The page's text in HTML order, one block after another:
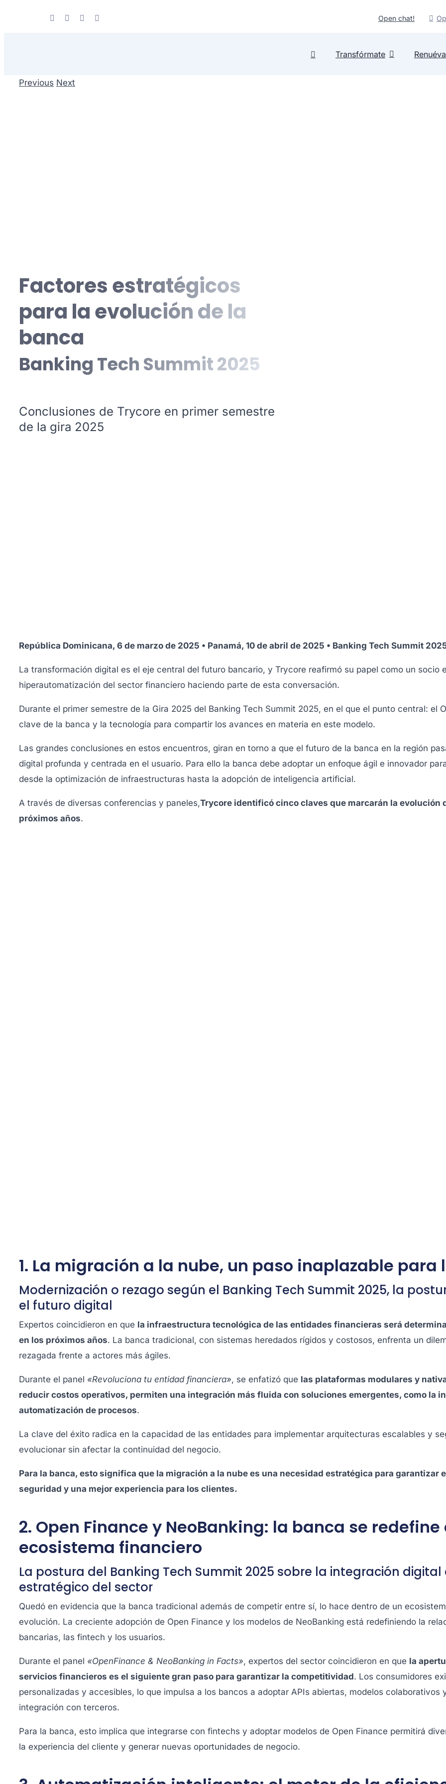
Open chat!
Transfórmate
Previous Next
Factores estratégicos
para la evolución de la
banca
Banking Tech Summit 2025
Conclusiones de Trycore en primer semestre
de la gira 2025
República Dominicana, 6 de marzo de 2025 • Panamá, 10 de abril de 2025 • Banking Tech Summit
La transformación digital es el eje central del futuro bancario, y Trycore reafirmó su papel como un socio
hiperautomatización del sector financiero haciendo parte de esta conversación.
Durante el primer semestre de la Gira 2025 del Banking Tech Summit 2025, en el que el punto central: el
clave de la banca y la tecnología para compartir los avances en materia en este modelo.
Las grandes conclusiones en estos encuentros, giran en torno a que el futuro de la banca en la región
digital profunda y centrada en el usuario. Para ello la banca debe adoptar un enfoque ágil e innovador
desde la optimización de infraestructuras hasta la adopción de inteligencia artificial.
A través de diversas conferencias y paneles,Trycore identificó cinco claves que marcarán la evolución
próximos años.
1. La migración a la nube, un paso inaplazable para
Modernización o rezago según el Banking Tech Summit 2025, la
el futuro digital
Expertos coincidieron en que la infraestructura tecnológica de las entidades financieras será
en los próximos años. La banca tradicional, con sistemas heredados rígidos y costosos, enfrenta un
rezagada frente a actores más ágiles.
Durante el panel «Revoluciona tu entidad financiera», se enfatizó que las plataformas modulares y
reducir costos operativos, permiten una integración más fluida con soluciones emergentes, como la
automatización de procesos.
La clave del éxito radica en la capacidad de las entidades para implementar arquitecturas escalables y
evolucionar sin afectar la continuidad del negocio.
Para la banca, esto significa que la migración a la nube es una necesidad estratégica para garantizar
seguridad y una mejor experiencia para los clientes.
2. Open Finance y NeoBanking: la banca se
ecosistema financiero
La postura del Banking Tech Summit 2025 sobre la integración digital
estratégico del sector
Quedó en evidencia que la banca tradicional además de competir entre sí, lo hace dentro de un
evolución. La creciente adopción de Open Finance y los modelos de NeoBanking está redefiniendo la
bancarias, las fintech y los usuarios.
Durante el panel «OpenFinance & NeoBanking in Facts», expertos del sector coincidieron en que la
servicios financieros es el siguiente gran paso para garantizar la competitividad. Los consumidores
personalizadas y accesibles, lo que impulsa a los bancos a adoptar APIs abiertas, modelos colaborativos
integración con terceros.
Para la banca, esto implica que integrarse con fintechs y adoptar modelos de Open Finance permitirá
la experiencia del cliente y generar nuevas oportunidades de negocio.